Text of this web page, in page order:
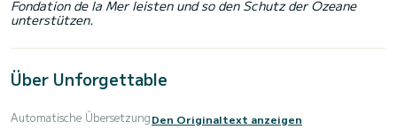
Fondation de la Mer leisten und so den Schutz der Ozeane
unterstützen.
Über Unforgettable
Automatische ÜbersetzungDen Originaltext anzeigen